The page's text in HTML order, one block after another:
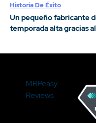
Historia De Éxito
Un pequeño fabricante
temporada alta gracias
MRPeasy
Reviews